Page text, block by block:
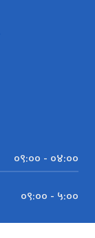
०९:०० - ०४:००
०९:०० - ५:००